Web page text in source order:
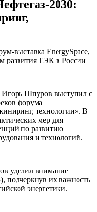
2030:
выставка EnergySpace,
развития ТЭК в России
Шпуров выступил с
форума
технологии». В
мер для
по развитию
и технологий.
уделил внимание
подчеркнув их важность
энергетики.